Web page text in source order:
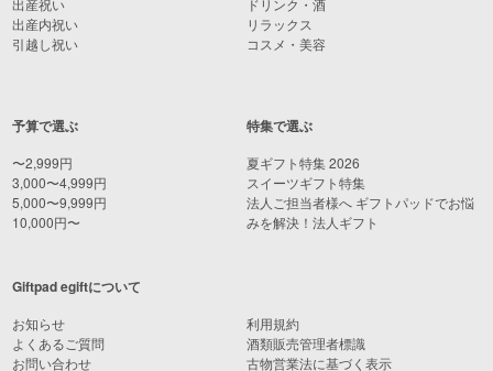
出産祝い
出産内祝い
引越し祝い
予算で選ぶ
〜2,999円
3,000〜4,999円
5,000〜9,999円
10,000円〜
ドリンク・酒
リラックス
コスメ・美容
特集で選ぶ
夏ギフト特集 2026
スイーツギフト特集
法人ご担当者様へ ギフトパッドでお悩
みを解決！法人ギフト
Giftpad egiftについて
お知らせ
よくあるご質問
お問い合わせ
利用規約
酒類販売管理者標識
古物営業法に基づく表示